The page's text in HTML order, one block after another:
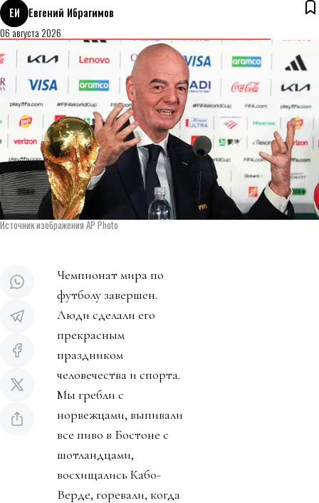
ЕИ
Евгений Ибрагимов
06 августа 2026
Источник изображения AP Photo
Чемпионат мира по
футболу завершен.
Люди сделали его
прекрасным
праздником
человечества и спорта.
Мы гребли с
норвежцами, выпивали
все пиво в Бостоне с
шотландцами,
восхищались Кабо-
Верде, горевали, когда